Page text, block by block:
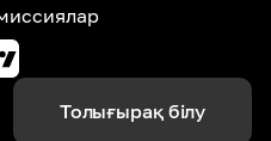
Толығырақ білу